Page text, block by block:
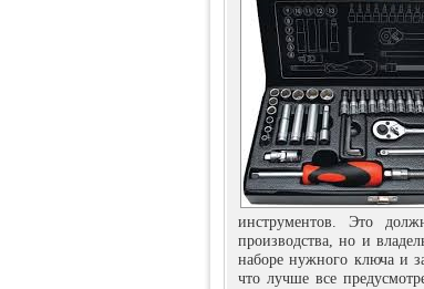
инструментов. Это
производства, но и
наборе нужного ключа и
что лучше все